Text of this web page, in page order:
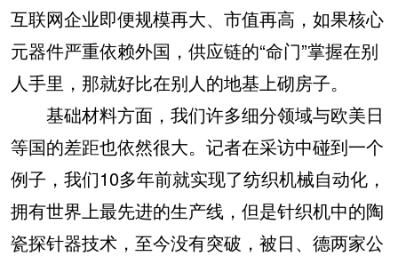
互联网企业即便规模再大、市值再高，如果核心
元器件严重依赖外国，供应链的“命门”掌握在别
人手里，那就好比在别人的地基上砌房子。
基础材料方面，我们许多细分领域与欧美日
等国的差距也依然很大。记者在采访中碰到一个
例子，我们10多年前就实现了纺织机械自动化，
拥有世界上最先进的生产线，但是针织机中的陶
瓷探针器技术，至今没有突破，被日、德两家公